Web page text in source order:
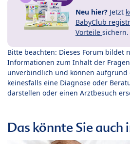
Neu hier? Jetzt
BabyClub
Vorteile sichern.
Bitte beachten: Dieses Forum bildet
Informationen zum Inhalt der
unverbindlich und können aufgrund
keinesfalls eine Diagnose oder
darstellen oder einen Arztbesuch
Das könnte Sie auch